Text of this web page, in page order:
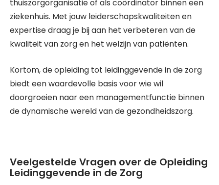
thuiszorgorganisatie of als coördinator binnen een
ziekenhuis. Met jouw leiderschapskwaliteiten en
expertise draag je bij aan het verbeteren van de
kwaliteit van zorg en het welzijn van patiënten.
Kortom, de opleiding tot leidinggevende in de zorg
biedt een waardevolle basis voor wie wil
doorgroeien naar een managementfunctie binnen
de dynamische wereld van de gezondheidszorg.
Veelgestelde Vragen over de Opleiding
Leidinggevende in de Zorg